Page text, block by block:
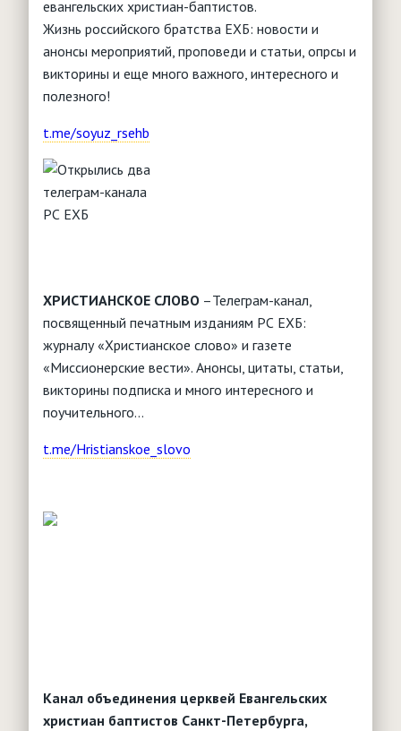
Интернет
Анонсы мероприятий
Видение и стратегия
Основы служения
Молитвенное служение
Брак и семья
Миссия
Сестра в церкви
Душепопечение
Детское служение
События, новости, мероприятия
Что такое воскресная школа?
Христианское воспитание
Чем заняться с детьми?
Детские клубы, лагеря, площадки
Христианский театр юного зрителя
Творчество
Вопросы - ответы
Партнерские организации
Дети в Библии
Юридические вопросы
Конституция РФ
Нормативная база
Типовые уставы РО
Полезные ссылки
Обработка персональных данных
"Баптист"
"Утренняя звезда"
"Миссионерские вести"
евангельских христиан-баптистов.
Жизнь российского братства ЕХБ: новости и
анонсы мероприятий, проповеди и статьи, опрсы и
викторины и еще много важного, интересного и
полезного!
t.me/soyuz_rsehb
ХРИСТИАНСКОЕ СЛОВО –Телеграм-канал,
посвященный печатным изданиям РС ЕХБ:
журналу «Христианское слово» и газете
«Миссионерские вести». Анонсы, цитаты, статьи,
викторины подписка и много интересного и
поучительного…
t.me/Hristianskoe_slovo
Канал объединения церквей Евангельских
христиан баптистов Санкт-Петербурга,